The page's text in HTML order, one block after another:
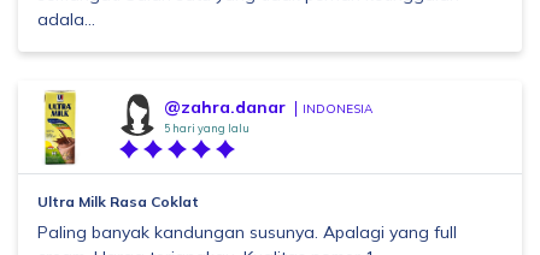
adala...
@zahra.danar INDONESIA
5 hari yang lalu
Ultra Milk Rasa Coklat
Paling banyak kandungan susunya. Apalagi yang full